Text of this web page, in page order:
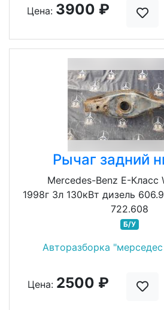
Цена: 3900 ₽
Рычаг задний
Mercedes-Benz E-Класс
1998г 3л 130кВт дизель
722.608
Б/У
Авторазборка
Цена: 2500 ₽